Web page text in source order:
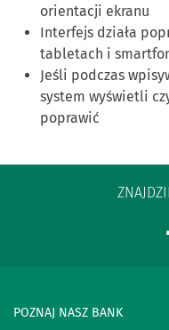
orientacji ekranu
Interfejs działa
tabletach i
Jeśli podczas
system wyświetli
poprawić
POZNAJ NASZ BANK